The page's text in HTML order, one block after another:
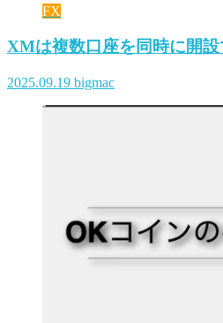
FX
XMは複数口座を同時に開設
2025.09.19 bigmac